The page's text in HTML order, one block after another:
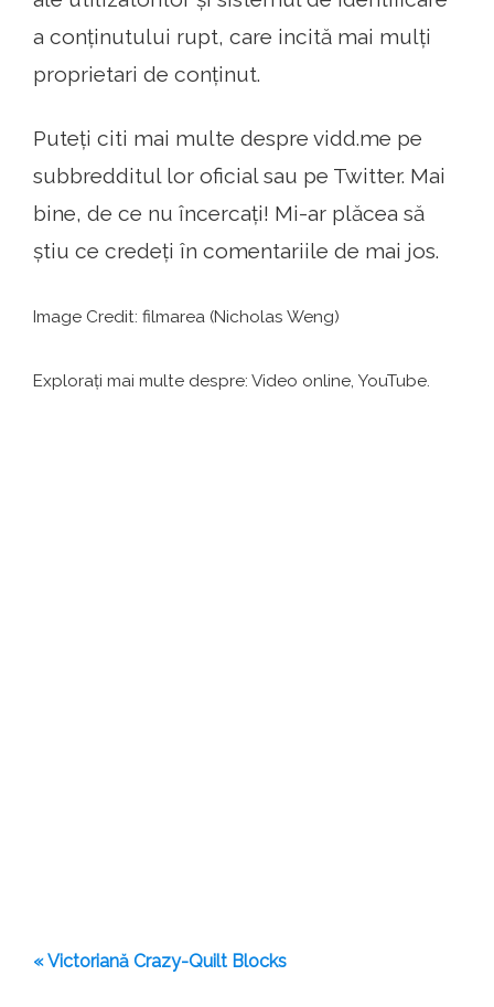
a conținutului rupt, care incită mai mulți
proprietari de conținut.
Puteți citi mai multe despre vidd.me pe
subbredditul lor oficial sau pe Twitter. Mai
bine, de ce nu încercați! Mi-ar plăcea să
știu ce credeți în comentariile de mai jos.
Image Credit: filmarea (Nicholas Weng)
Explorați mai multe despre: Video online, YouTube.
« Victoriană Crazy-Quilt Blocks